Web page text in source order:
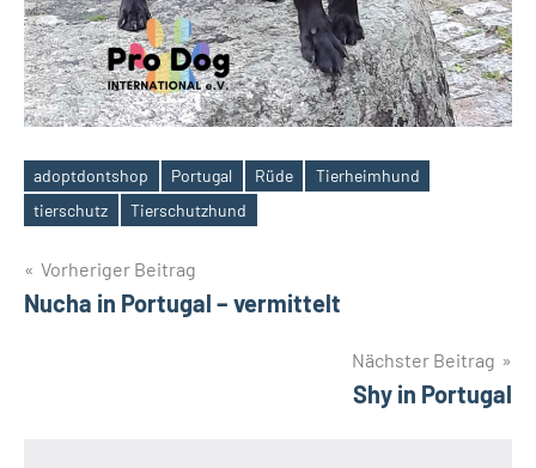
Schlagwörter
adoptdontshop Portugal Rüde
Tierheimhund
tierschutz
Tierschutzhund
Beitragsnavigation
Vorheriger Beitrag
Nucha in Portugal – vermittelt
Nächster Beitrag
Shy in Portugal